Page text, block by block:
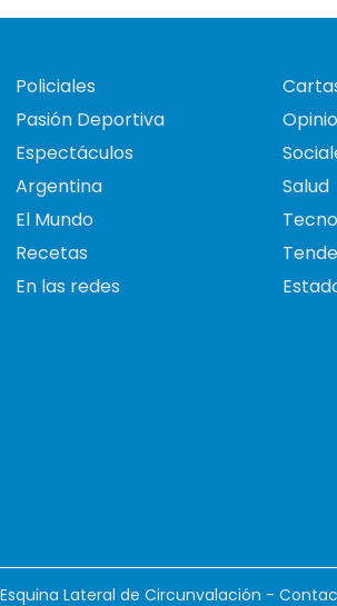
Policiales
Pasión Deportiva
Espectáculos
Argentina
El Mundo
Recetas
En las redes
Salud
Lateral de Circunvalación -